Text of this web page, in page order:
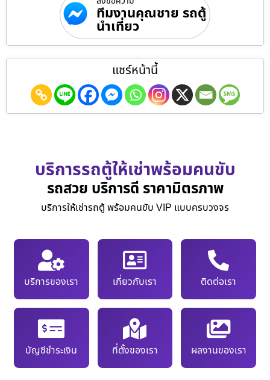
ทีมงานคุณชาย รถตู้
นำเที่ยว
แชร์หน้านี้
บริการรถตู้ให้เช่าพร้อมคนขับ
รถสวย บริการดี ราคามิตรภาพ
บริการให้เช่ารถตู้ พร้อมคนขับ VIP แบบครบวงจร
บริการของเรา เกี่ยวกับเรา ติดต่อเรา
บัญชีชำระเงิน ที่ตั้งของเรา ผลงานของเรา